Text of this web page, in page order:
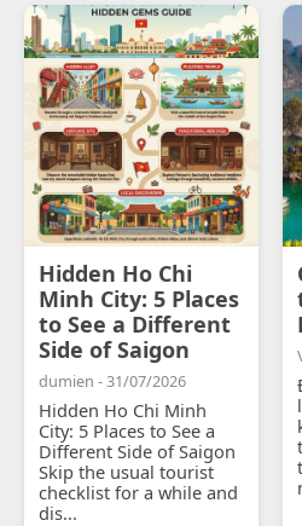
Hidden Ho Chi
Minh City: 5 Places
to See a Different
Side of Saigon
dumien - 31/07/2026
Hidden Ho Chi Minh
City: 5 Places to See a
Different Side of Saigon
Skip the usual tourist
checklist for a while and
dis...